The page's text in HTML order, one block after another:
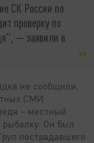
СК России по
проверку по
— заявили в
не сообщили,
СМИ
– местный
Он был
пострадавшего